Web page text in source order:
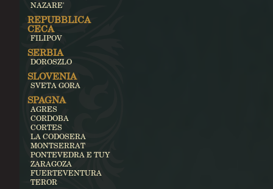
NAZARE'
REPUBBLICA
CECA
FILIPOV
SERBIA
DOROSZLO
SLOVENIA
SVETA GORA
SPAGNA
AGRES
CORDOBA
CORTES
LA CODOSERA
MONTSERRAT
PONTEVEDRA E TUY
ZARAGOZA
FUERTEVENTURA
TEROR